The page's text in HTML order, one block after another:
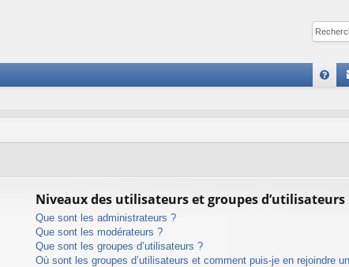
Niveaux des utilisateurs et groupes d’utilisateurs
Que sont les administrateurs ?
Que sont les modérateurs ?
Que sont les groupes d’utilisateurs ?
Où sont les groupes d’utilisateurs et comment puis-je en rejoindre